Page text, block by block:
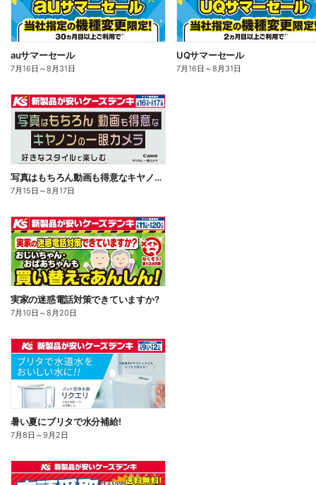
auサマーセール
7月16日 ～8月31日
UQサマーセール
7月16日 ～8月31日
写真はもちろん動画も得意なキヤノンの一眼カメラ
7月15日 ～8月17日
実家の迷惑電話対策できていますか?
7月10日 ～8月20日
暑い夏にブリタで水分補給!
7月8日 ～9月2日